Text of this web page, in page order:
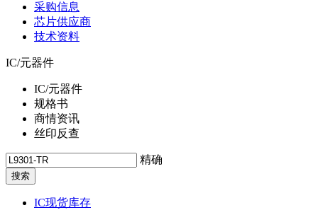
采购信息
芯片供应商
技术资料
IC/元器件
IC/元器件
规格书
商情资讯
丝印反查
精确
IC现货库存